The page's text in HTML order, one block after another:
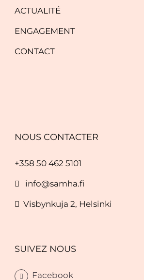
ACTUALITÉ
ENGAGEMENT
CONTACT
NOUS CONTACTER
+358 50 462 5101
info@samha.fi
Visbynkuja 2, Helsinki
SUIVEZ NOUS
Facebook